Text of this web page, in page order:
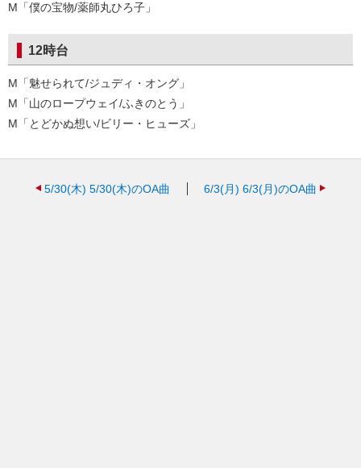
M「僕の宝物/薬師丸ひろ子」
12時台
M「魅せられて/ジュディ・オング」
M「山のロープウェイ/ふきのとう」
M「とどかぬ想い/ビリー・ヒューズ」
5/30(木) 5/30(木)のOA曲 6/3(月) 6/3(月)のOA曲